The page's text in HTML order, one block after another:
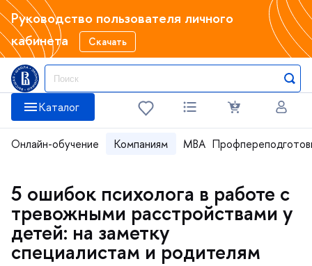
Руководство пользователя личного
кабинета
Скачать
Каталог
Онлайн-обучение Компаниям MBA
5 ошибок психолога в работе с
тревожными расстройствами у
детей: на заметку
специалистам и родителям